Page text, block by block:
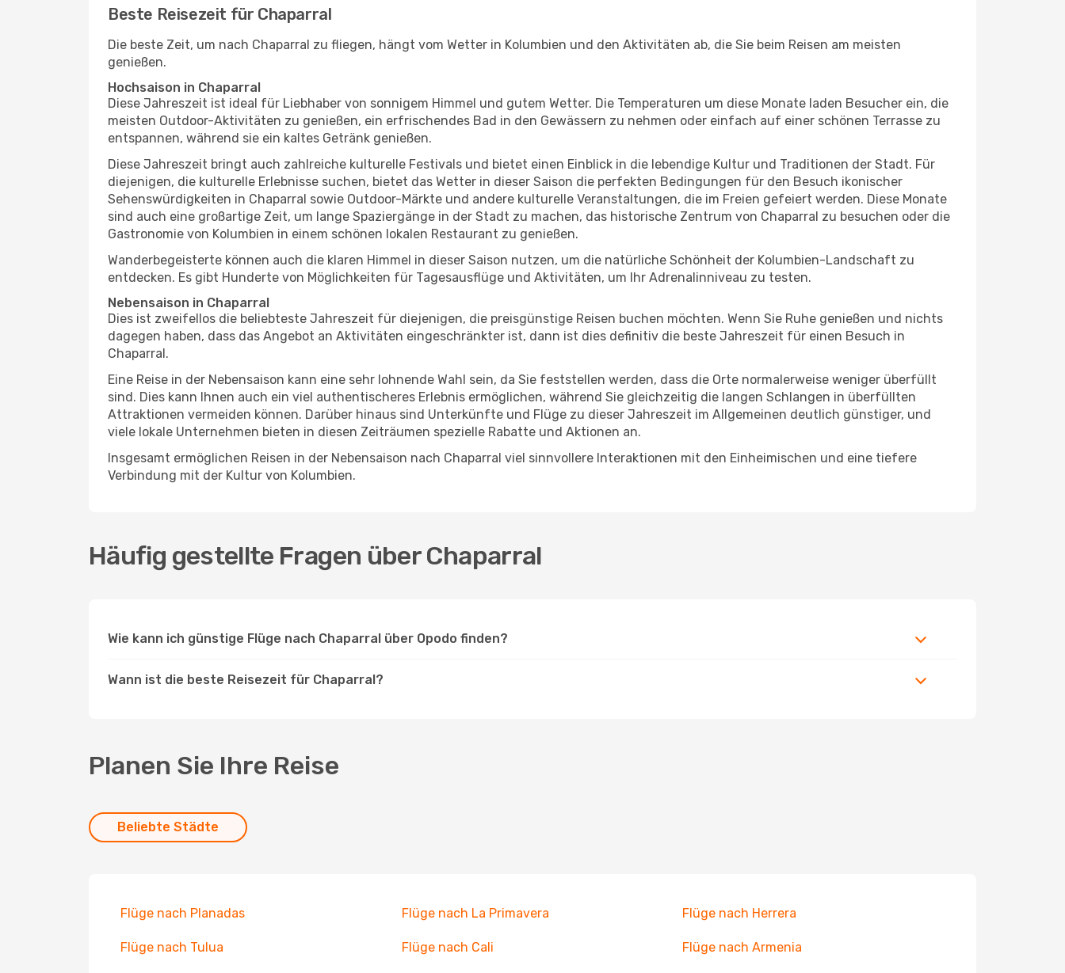
Beste Reisezeit für Chaparral
Die beste Zeit, um nach Chaparral zu fliegen, hängt vom Wetter in Kolumbien und den Aktivitäten ab, die Sie beim Reisen am meisten
genießen.
Hochsaison in Chaparral
Diese Jahreszeit ist ideal für Liebhaber von sonnigem Himmel und gutem Wetter. Die Temperaturen um diese Monate laden Besucher ein, die
meisten Outdoor-Aktivitäten zu genießen, ein erfrischendes Bad in den Gewässern zu nehmen oder einfach auf einer schönen Terrasse zu
entspannen, während sie ein kaltes Getränk genießen.
Diese Jahreszeit bringt auch zahlreiche kulturelle Festivals und bietet einen Einblick in die lebendige Kultur und Traditionen der Stadt. Für
diejenigen, die kulturelle Erlebnisse suchen, bietet das Wetter in dieser Saison die perfekten Bedingungen für den Besuch ikonischer
Sehenswürdigkeiten in Chaparral sowie Outdoor-Märkte und andere kulturelle Veranstaltungen, die im Freien gefeiert werden. Diese Monate
sind auch eine großartige Zeit, um lange Spaziergänge in der Stadt zu machen, das historische Zentrum von Chaparral zu besuchen oder die
Gastronomie von Kolumbien in einem schönen lokalen Restaurant zu genießen.
Wanderbegeisterte können auch die klaren Himmel in dieser Saison nutzen, um die natürliche Schönheit der Kolumbien-Landschaft zu
entdecken. Es gibt Hunderte von Möglichkeiten für Tagesausflüge und Aktivitäten, um Ihr Adrenalinniveau zu testen.
Nebensaison in Chaparral
Dies ist zweifellos die beliebteste Jahreszeit für diejenigen, die preisgünstige Reisen buchen möchten. Wenn Sie Ruhe genießen und nichts
dagegen haben, dass das Angebot an Aktivitäten eingeschränkter ist, dann ist dies definitiv die beste Jahreszeit für einen Besuch in
Chaparral.
Eine Reise in der Nebensaison kann eine sehr lohnende Wahl sein, da Sie feststellen werden, dass die Orte normalerweise weniger überfüllt
sind. Dies kann Ihnen auch ein viel authentischeres Erlebnis ermöglichen, während Sie gleichzeitig die langen Schlangen in überfüllten
Attraktionen vermeiden können. Darüber hinaus sind Unterkünfte und Flüge zu dieser Jahreszeit im Allgemeinen deutlich günstiger, und
viele lokale Unternehmen bieten in diesen Zeiträumen spezielle Rabatte und Aktionen an.
Insgesamt ermöglichen Reisen in der Nebensaison nach Chaparral viel sinnvollere Interaktionen mit den Einheimischen und eine tiefere
Verbindung mit der Kultur von Kolumbien.
Häufig gestellte Fragen über Chaparral
Wie kann ich günstige Flüge nach Chaparral über Opodo finden?
Wann ist die beste Reisezeit für Chaparral?
Planen Sie Ihre Reise
Beliebte Städte
Flüge nach Planadas Flüge nach La Primavera Flüge nach Herrera
Flüge nach Tulua Flüge nach Cali Flüge nach Armenia